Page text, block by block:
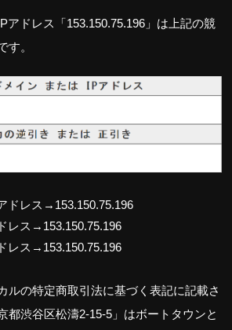
アドレス「153.150.75.196」は上記の競
す。
ドレス→153.150.75.196
レス→153.150.75.196
レス→153.150.75.196
ルの特定商取引法に基づく表記に記載さ
都渋谷区松濤2-15-5」はボートタウンと